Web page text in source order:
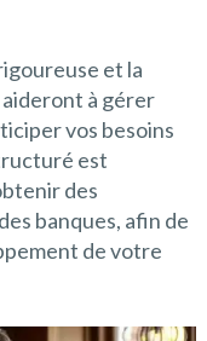
et la
à gérer
vos besoins
est
des
banques, afin de
de votre